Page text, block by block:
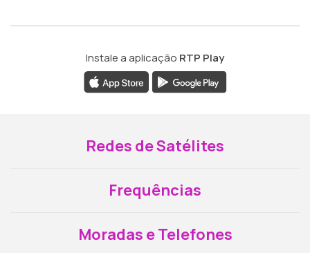
Instale a aplicação RTP Play
Redes de Satélites
Frequências
Moradas e Telefones